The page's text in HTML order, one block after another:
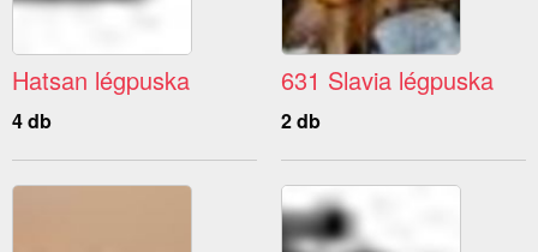
Hatsan légpuska
4 db
631 Slavia légpuska
2 db